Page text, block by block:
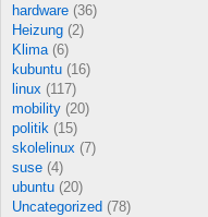
hardware (36)
Heizung (2)
Klima(6)
kubuntu (16)
linux (117)
mobility (20)
politik (15)
skolelinux (7)
suse (4)
ubuntu (20)
Uncategorized (78)